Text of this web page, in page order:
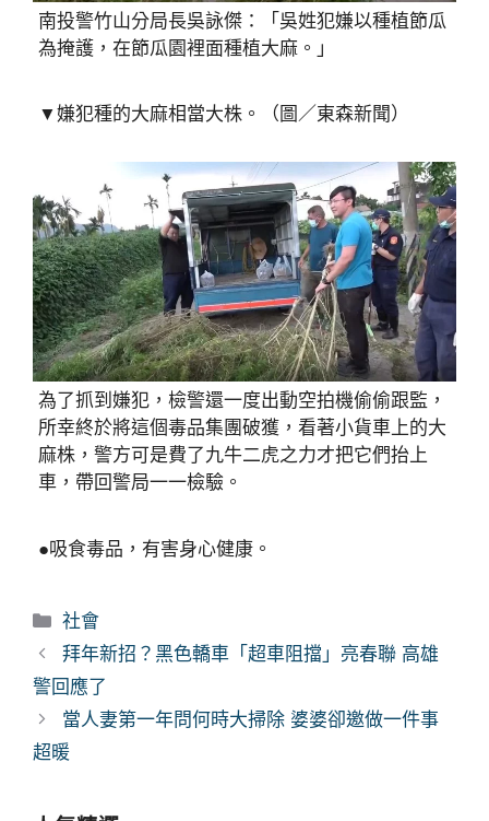
南投警竹山分局長吳詠傑：「吳姓犯嫌以種植節瓜
為掩護，在節瓜園裡面種植大麻。」
▼嫌犯種的大麻相當大株。（圖／東森新聞）
為了抓到嫌犯，檢警還一度出動空拍機偷偷跟監，
所幸終於將這個毒品集團破獲，看著小貨車上的大
麻株，警方可是費了九牛二虎之力才把它們抬上
車，帶回警局一一檢驗。
●吸食毒品，有害身心健康。
分
類
社會
拜年新招？黑色轎車「超車阻擋」亮春聯 高雄
警回應了
當人妻第一年問何時大掃除 婆婆卻邀做一件事
超暖